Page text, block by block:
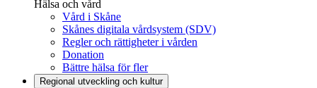
Hälsa och vård
Vård i Skåne
Skånes digitala vårdsystem (SDV)
Regler och rättigheter i vården
Donation
Bättre hälsa för fler
Regional utveckling och kultur